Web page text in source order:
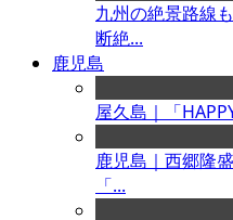
九州の絶景路線
断絶...
鹿児島
屋久島｜「
鹿児島｜西郷隆
「...